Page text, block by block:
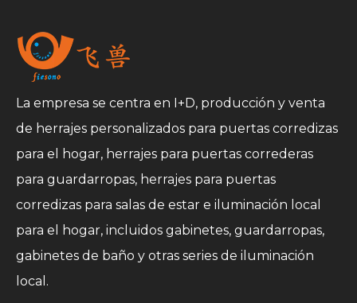
La empresa se centra en I+D, producción y venta
de herrajes personalizados para puertas corredizas
para el hogar, herrajes para puertas correderas
para guardarropas, herrajes para puertas
corredizas para salas de estar e iluminación local
para el hogar, incluidos gabinetes, guardarropas,
gabinetes de baño y otras series de iluminación
local.